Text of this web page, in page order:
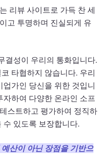
리뷰 사이트로 가득 찬 세
고 투명하며 진실되게 유
결성이 우리의 통화입니다.
타협하지 않습니다. 우리
가인 당신을 위한 것입니
하여 다양한 온라인 소프
스트하고 평가하여 정직하
수 있도록 보장합니다.
산이 아닌 장점을 기반으